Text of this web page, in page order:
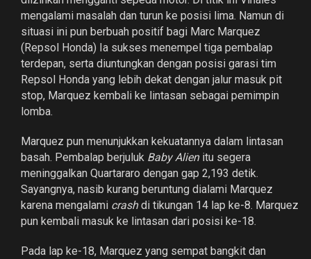
mengalami masalah dan turun ke posisi lima. Namun di
situasi ini pun berbuah positif bagi Marc Marquez
(Repsol Honda) Ia sukses menempel tiga pembalap
terdepan, serta diuntungkan dengan posisi garasi tim
Repsol Honda yang lebih dekat dengan jalur masuk pit
stop, Marquez kembali ke lintasan sebagai pemimpin
lomba.
Marquez pun menunjukkan kekuatannya dalam lintasan
basah. Pembalap berjuluk Baby Alienitu segera
meninggalkan Quartararo dengan gap 2,193 detik.
Sayangnya, nasib kurang beruntung dialami Marquez
karena mengalami crashdi tikungan 14 lap ke-8. Marquez
pun kembali masuk ke lintasan dari posisi ke-18.
Pada lap ke-18, Marquez yang sempat bangkit dan